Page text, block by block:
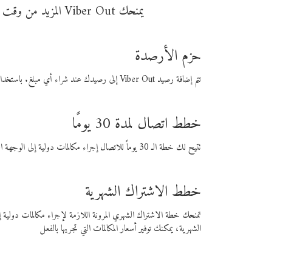
يمنحك Viber Out المزيد من وقت المكالمة مقابل تكلفة أقل من المال. اختر من أحد خيارات الاتصال المرنة ذات السعر المنخفض:
حزم الأرصدة
تتم إضافة رصيد Viber Out إلى رصيدك عند شراء أي مبلغ. باستخدام رصيدك، يمكنك إجراء مكالمات إلى أي رقم في العالم بأسعار فايبر المنخفضة.
خطط اتصال لمدة 30 يومًا
تتيح لك خطة الـ 30 يوماً للاتصال إجراء مكالمات دولية إلى الوجهة التي تختارها لمدة 30 يوماً بأسعار فايبر المنخفضة.
خطط الاشتراك الشهرية
تمنحك خطة الاشتراك الشهري المرونة اللازمة لإجراء مكالمات
الشهرية، يمكنك توفير أسعار المكالمات التي تجريها بالفعل